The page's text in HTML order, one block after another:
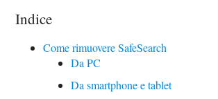
Indice
Come rimuovere SafeSearch
Da PC
Da smartphone e tablet